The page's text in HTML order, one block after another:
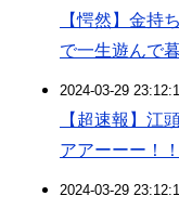
【愕然】金持
で一生遊んで
2024-03-29
【超速報】江
アアーーー！
2024-03-29